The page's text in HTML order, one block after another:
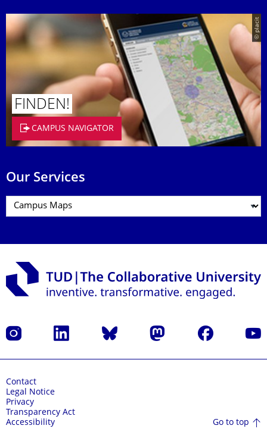
© placit
FINDEN!
CAMPUS NAVIGATOR
Our Services
Instagram LinkedIn Bluesky Mastodon Facebook
Contact
Legal Notice
Privacy
Transparency Act
Accessibility
Go to top